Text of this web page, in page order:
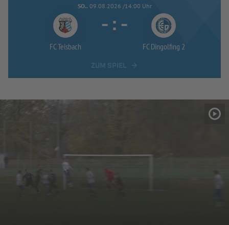
SO.. 09.08.2026 /14:00 Uhr
FC Teisbach
- : -
FC Dingolfing 2